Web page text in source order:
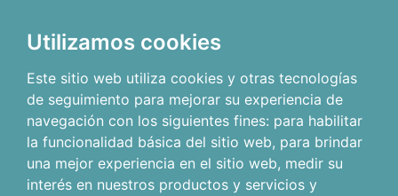
Utilizamos cookies
Este sitio web utiliza cookies y otras tecnologías
de seguimiento para mejorar su experiencia de
navegación con los siguientes fines: para habilitar
la funcionalidad básica del sitio web, para brindar
una mejor experiencia en el sitio web, medir su
interés en nuestros productos y servicios y